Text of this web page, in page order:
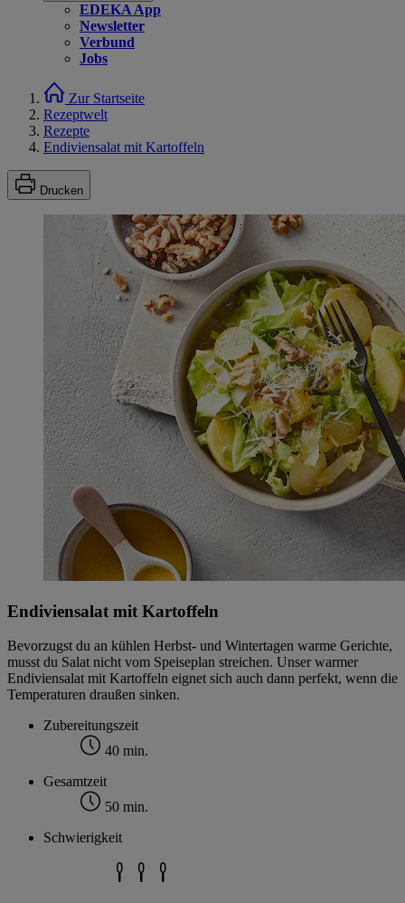
EDEKA App
Newsletter
Verbund
Jobs
Zur Startseite
Rezeptwelt
Rezepte
Endiviensalat mit Kartoffeln
Drucken
Endiviensalat mit Kartoffeln
Bevorzugst du an kühlen Herbst- und Wintertagen warme Gerichte,
musst du Salat nicht vom Speiseplan streichen. Unser warmer
Endiviensalat mit Kartoffeln eignet sich auch dann perfekt, wenn die
Temperaturen draußen sinken.
Zubereitungszeit
40 min.
Gesamtzeit
50 min.
Schwierigkeit